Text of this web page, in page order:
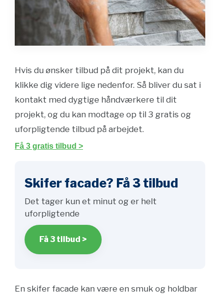
Hvis du ønsker tilbud på dit projekt, kan du
klikke dig videre lige nedenfor. Så bliver du sat i
kontakt med dygtige håndværkere til dit
projekt, og du kan modtage op til 3 gratis og
uforpligtende tilbud på arbejdet.
Få 3 gratis tilbud >
Skifer facade? Få 3 tilbud
Det tager kun et minut og er helt
uforpligtende
Få 3 tilbud >
En skifer facade kan være en smuk og holdbar